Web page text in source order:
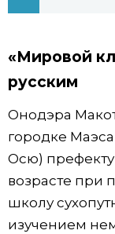
«Мировой
русским
Онодэра
городке
Осю)
возрасте при
школу
изучением